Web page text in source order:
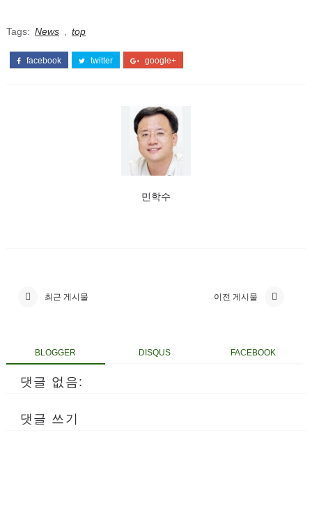
Tags: News top
facebook twitter google+
민학수
최근 게시물 이전 게시물
BLOGGER DISQUS FACEBOOK
댓글 없음:
댓글 쓰기